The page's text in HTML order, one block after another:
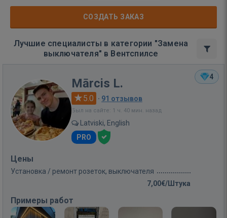
СОЗДАТЬ ЗАКАЗ
Лучшие специалисты в категории "Замена
выключателя" в Вентспилсе
4
Mārcis L.
5.0 · 91 отзывов
Был на сайте: 1 ч. 40 мин. назад
Latviski, English
PRO
Цены
Установка / ремонт розеток, выключателя
7,00€/Штука
Примеры работ